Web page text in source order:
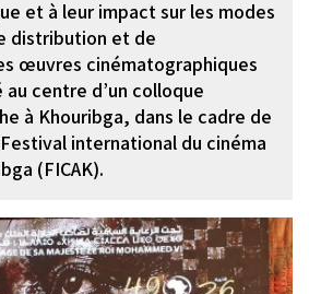
et à leur impact sur les modes
distribution et de
œuvres cinématographiques
centre d’un colloque
à Khouribga, dans le cadre de
international du cinéma
(FICAK).